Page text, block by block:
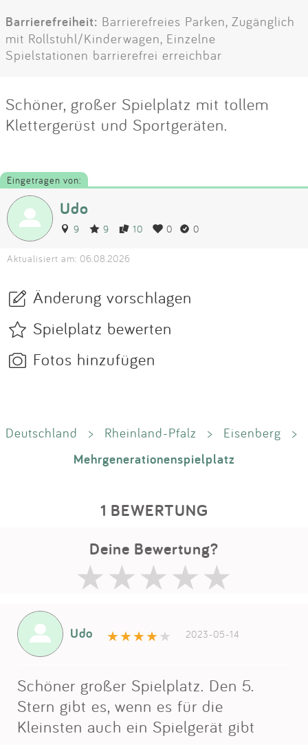
Barrierefreiheit: Barrierefreies Parken, Zugänglich
mit Rollstuhl/Kinderwagen, Einzelne
Spielstationen barrierefrei erreichbar
Schöner, großer Spielplatz mit tollem
Klettergerüst und Sportgeräten.
Eingetragen von:
Udo
9 9 10 0 0
Aktualisiert am: 06.08.2026
Änderung vorschlagen
Spielplatz bewerten
Fotos hinzufügen
Deutschland > Rheinland-Pfalz > Eisenberg >
Mehrgenerationenspielplatz
1 BEWERTUNG
Deine Bewertung?
Udo 2023-05-14
Schöner großer Spielplatz. Den 5.
Stern gibt es, wenn es für die
Kleinsten auch ein Spielgerät gibt